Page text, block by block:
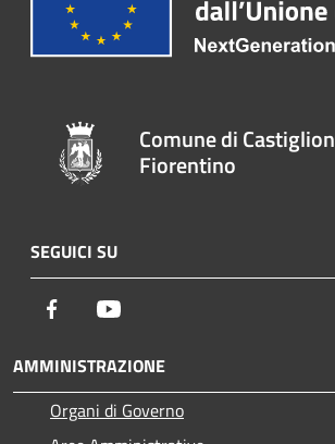
Comune di Castiglion
Fiorentino
SEGUICI SU
Facebook
AMMINISTRAZIONE
Organi di Governo